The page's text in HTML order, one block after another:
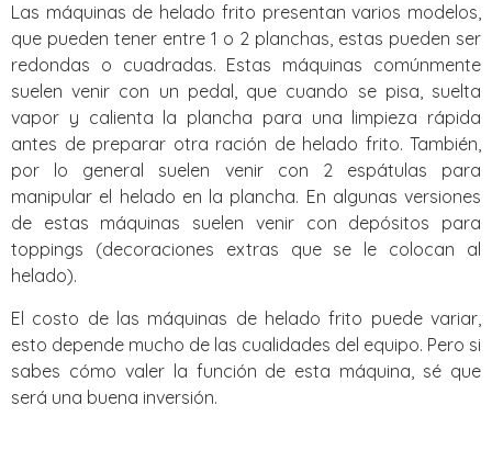
Las máquinas de helado frito presentan varios modelos,
que pueden tener entre 1 o 2 planchas, estas pueden ser
redondas o cuadradas. Estas máquinas comúnmente
suelen venir con un pedal, que cuando se pisa, suelta
vapor y calienta la plancha para una limpieza rápida
antes de preparar otra ración de helado frito. También,
por lo general suelen venir con 2 espátulas para
manipular el helado en la plancha. En algunas versiones
de estas máquinas suelen venir con depósitos para
toppings (decoraciones extras que se le colocan al
helado).
El costo de las máquinas de helado frito puede variar,
esto depende mucho de las cualidades del equipo. Pero si
sabes cómo valer la función de esta máquina, sé que
será una buena inversión.